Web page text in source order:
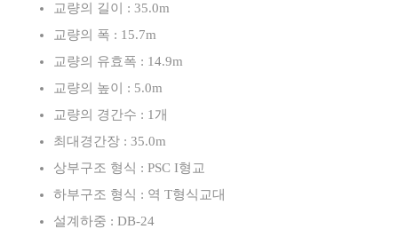
교량의 길이 : 35.0m
교량의 폭 : 15.7m
교량의 유효폭 : 14.9m
교량의 높이 : 5.0m
교량의 경간수 : 1개
최대경간장 : 35.0m
상부구조 형식 : PSC I형교
하부구조 형식 : 역 T형식교대
설계하중 : DB-24